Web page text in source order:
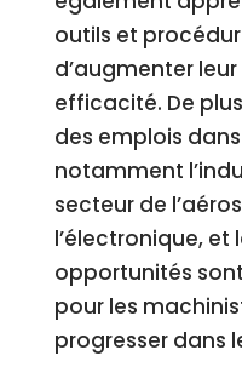
outils et
d’augmenter
efficacité. De
des emplois
notamment
secteur de
l’électronique, et
opportunités
pour les
progresser dans